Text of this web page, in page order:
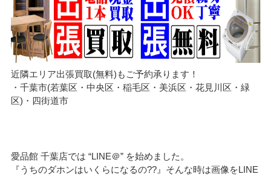
近隣エリア出張買取(無料)もご予約承ります！
・千葉市(若葉区・中央区・稲毛区・美浜区・花見川区・緑
区)・四街道市
愛品館 千葉店では “LINE＠” を始めました。
『うちのダホンはいくらになるの??』そんな時は画像をLINE